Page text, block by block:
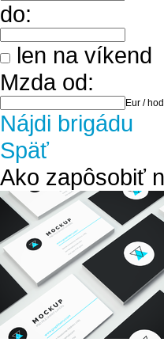
do:
len na víkend
Mzda od:
Eur /
Nájdi brigádu
Späť
Ako zapôsobiť